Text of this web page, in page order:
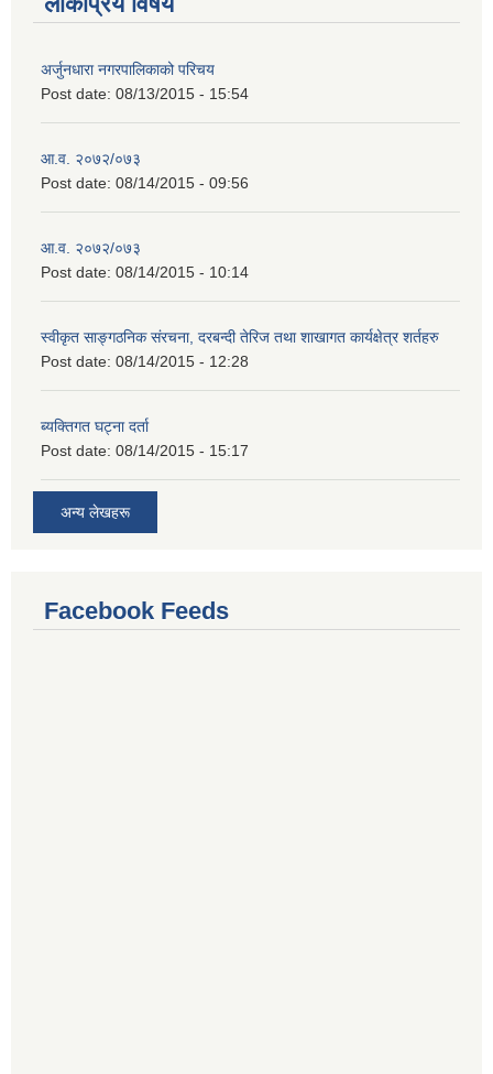
अर्जुनधारा नगरपालिकाको परिचय
Post date: 08/13/2015 - 15:54
आ.व. २०७२/०७३
Post date: 08/14/2015 - 09:56
आ.व. २०७२/०७३
Post date: 08/14/2015 - 10:14
स्वीकृत साङ्गठनिक संरचना, दरबन्दी तेरिज तथा शाखागत कार्यक्षेत्र शर्तहरु
Post date: 08/14/2015 - 12:28
ब्यक्तिगत घट्ना दर्ता
Post date: 08/14/2015 - 15:17
अन्य लेखहरू
Facebook Feeds